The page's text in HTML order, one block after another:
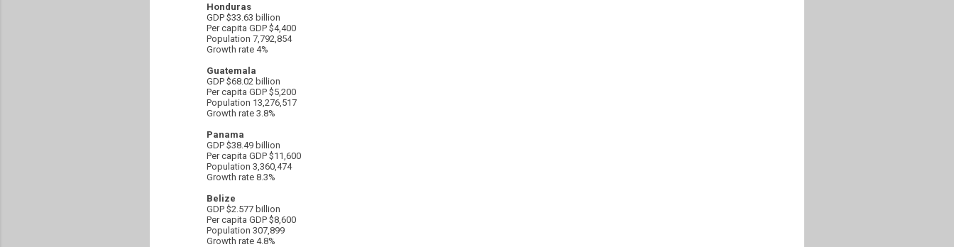
Honduras
GDP $33.63 billion
Per capita GDP $4,400
Population 7,792,854
Growth rate 4%
Guatemala
GDP $68.02 billion
Per capita GDP $5,200
Population 13,276,517
Growth rate 3.8%
Panama
GDP $38.49 billion
Per capita GDP $11,600
Population 3,360,474
Growth rate 8.3%
Belize
GDP $2.577 billion
Per capita GDP $8,600
Population 307,899
Growth rate 4.8%